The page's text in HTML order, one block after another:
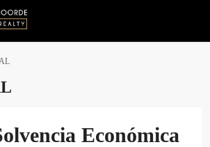
Económica